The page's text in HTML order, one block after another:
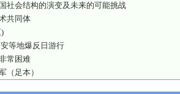
社会结构的演变及未来的可能挑战
共同体
等地爆反日游行
常困难
（足本）